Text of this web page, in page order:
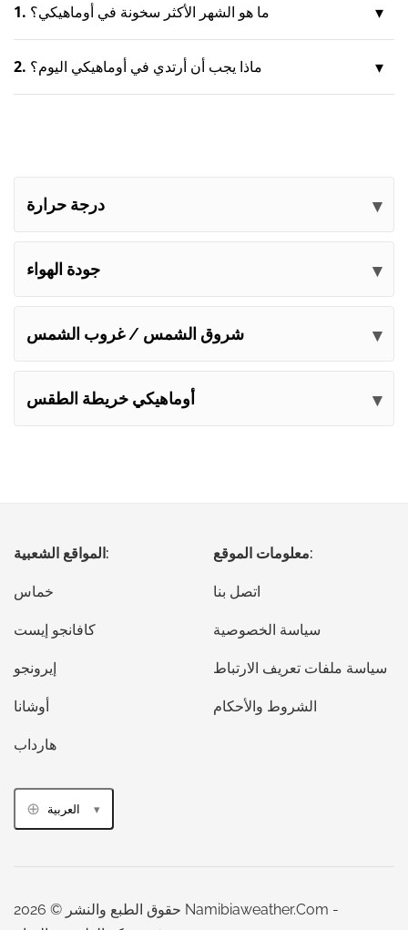
1. ما هو الشهر الأكثر سخونة في أوماهيكي؟
2. ماذا يجب أن أرتدي في أوماهيكي اليوم؟
درجة حرارة
جودة الهواء
شروق الشمس / غروب الشمس
أوماهيكي خريطة الطقس
المواقع الشعبية:
خماس
كافانجو إيست
إيرونجو
أوشانا
هارداب
معلومات الموقع:
اتصل بنا
سياسة الخصوصية
سياسة ملفات تعريف الارتباط
الشروط والأحكام
العربية
حقوق الطبع والنشر © 2026 Namibiaweather.Com -